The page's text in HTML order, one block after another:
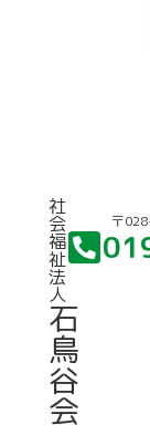
社
会
福
祉
法
人
石
鳥
谷
会
〒